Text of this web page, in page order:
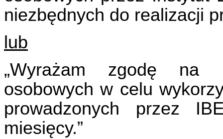
niezbędnych do realizacji
lub
„Wyrażam zgodę na
osobowych w celu
prowadzonych przez
miesięcy.”